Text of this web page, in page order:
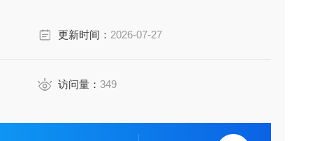
更新时间： 2026-07-27
访问量： 349